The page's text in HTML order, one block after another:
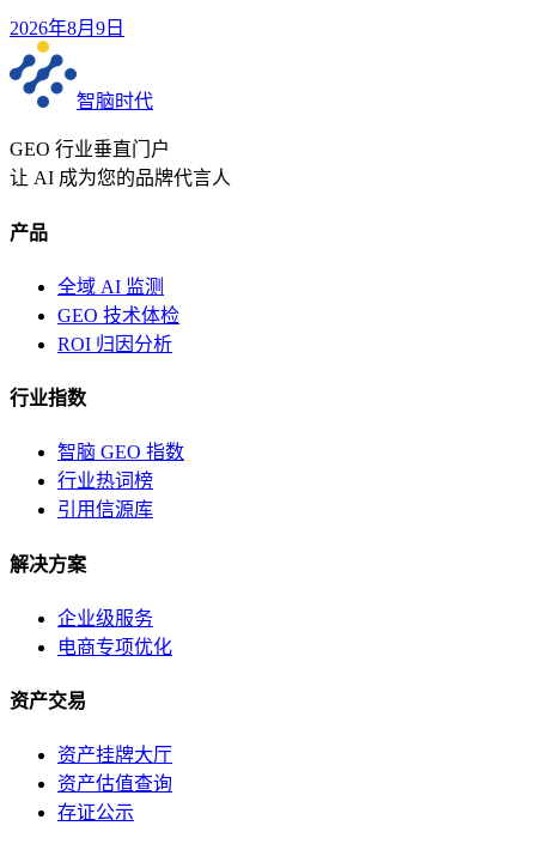
2026年8月9日
智脑时代
GEO 行业垂直门户
让 AI 成为您的品牌代言人
产品
全域 AI 监测
GEO 技术体检
ROI 归因分析
行业指数
智脑 GEO 指数
行业热词榜
引用信源库
解决方案
企业级服务
电商专项优化
资产交易
资产挂牌大厅
资产估值查询
存证公示